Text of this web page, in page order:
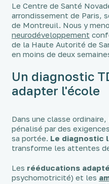
Le Centre de Santé
arrondissement de Paris,
de Montreuil. Nous y
neurodéveloppement
de la Haute Autorité de
en moins de deux
Un diagnostic
adapter l'école
Dans une classe
pénalisé par des
sa portée. Le diagnostic
transforme les attentes
Les rééducations
psychomotricité) et les